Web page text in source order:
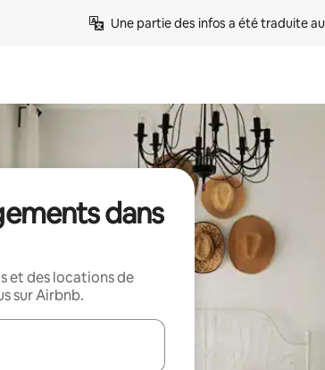
Une partie des infos a été traduite
dans
et des locations de
sur Airbnb.
parcourez-les en utilisant les flèches vers le